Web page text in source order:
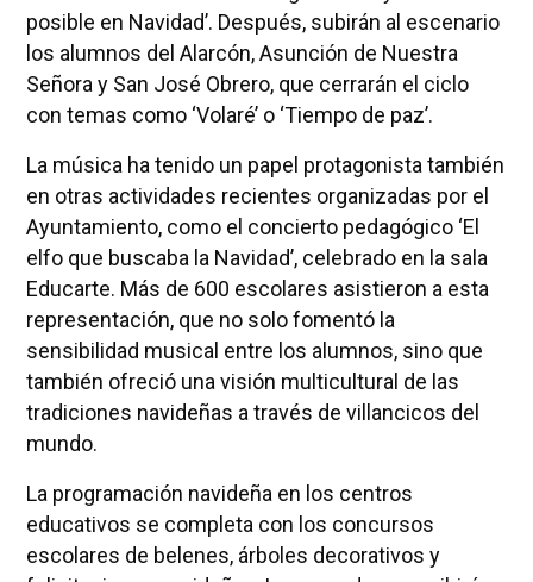
posible en Navidad’. Después, subirán al escenario
los alumnos del Alarcón, Asunción de Nuestra
Señora y San José Obrero, que cerrarán el ciclo
con temas como ‘Volaré’ o ‘Tiempo de paz’.
La música ha tenido un papel protagonista también
en otras actividades recientes organizadas por el
Ayuntamiento, como el concierto pedagógico ‘El
elfo que buscaba la Navidad’, celebrado en la sala
Educarte. Más de 600 escolares asistieron a esta
representación, que no solo fomentó la
sensibilidad musical entre los alumnos, sino que
también ofreció una visión multicultural de las
tradiciones navideñas a través de villancicos del
mundo.
La programación navideña en los centros
educativos se completa con los concursos
escolares de belenes, árboles decorativos y